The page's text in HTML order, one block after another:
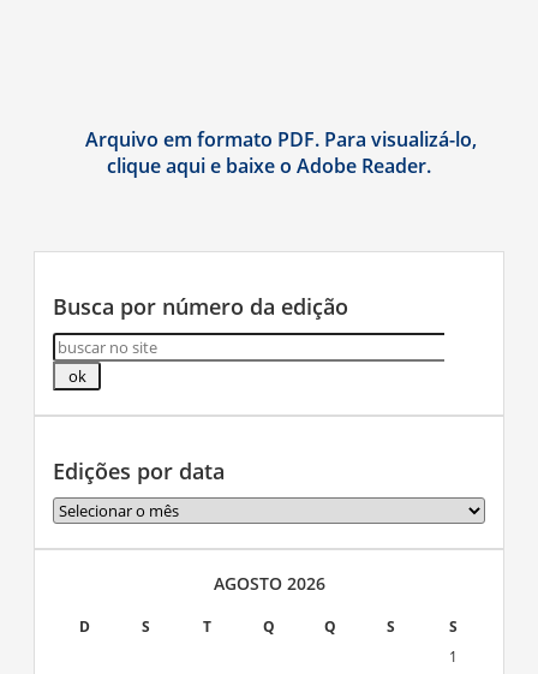
Arquivo em formato PDF. Para visualizá-lo,
clique aqui e baixe o Adobe Reader.
Busca por número da edição
Edições por data
Edições
por
data
AGOSTO 2026
D S T Q Q S
S
1